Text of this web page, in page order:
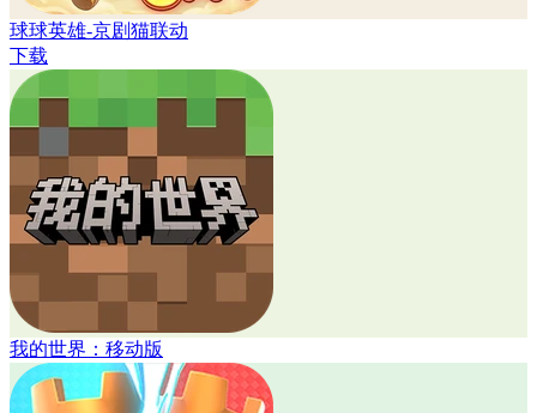
球球英雄-京剧猫联动
下载
我的世界：移动版